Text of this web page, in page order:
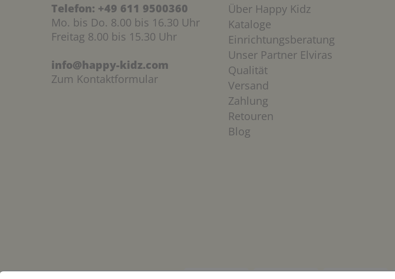
Telefon: +49 611 9500360
Mo. bis Do. 8.00 bis 16.30 Uhr
Freitag 8.00 bis 15.30 Uhr
info@happy-kidz.com
Zum Kontaktformular
Über Happy Kidz
Kataloge
Einrichtungsberatung
Unser Partner Elviras
Qualität
Versand
Zahlung
Retouren
Blog